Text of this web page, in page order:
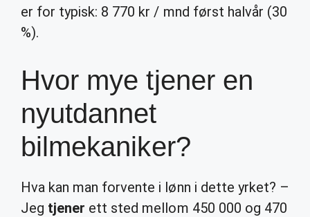
er for typisk: 8 770 kr / mnd først halvår (30
%).
Hvor mye tjener en
nyutdannet
bilmekaniker?
Hva kan man forvente i lønn i dette yrket? –
Jeg tjener ett sted mellom 450 000 og 470